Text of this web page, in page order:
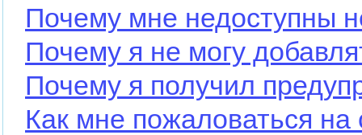
Почему мне недоступны
Почему я не могу
Почему я получил
Как мне пожаловаться